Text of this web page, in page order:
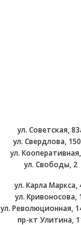
ул. Советская,
ул. Свердлова,
ул.
ул. Свободы, 2
ул. Карла Маркса,
ул. Кривоносова,
ул. Революционная,
пр-кт Улитина,